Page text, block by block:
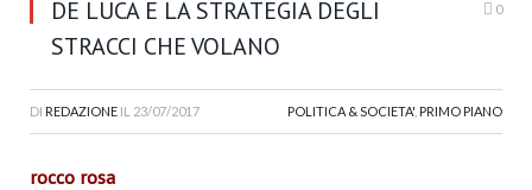
DE LUCA E LA STRATEGIA DEGLI
STRACCI CHE VOLANO
0
DI REDAZIONE IL 23/07/2017 POLITICA & SOCIETA' PRIMO PIANO
rocco rosa